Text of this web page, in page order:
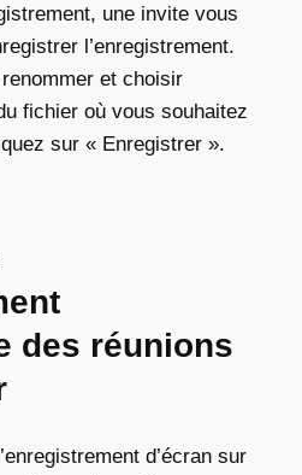
une invite vous
l’enregistrement.
et choisir
fichier où vous souhaitez
sur « Enregistrer ».
des réunions
d’écran sur